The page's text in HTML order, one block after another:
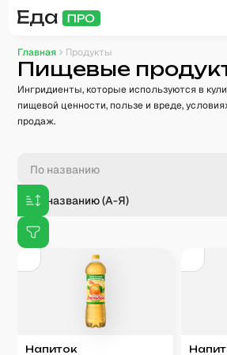
Главная Продукты
Пищевые
Ингридиенты, которые используются в
пищевой ценности, пользе и вреде,
продаж.
По названию (А-Я)
Напиток